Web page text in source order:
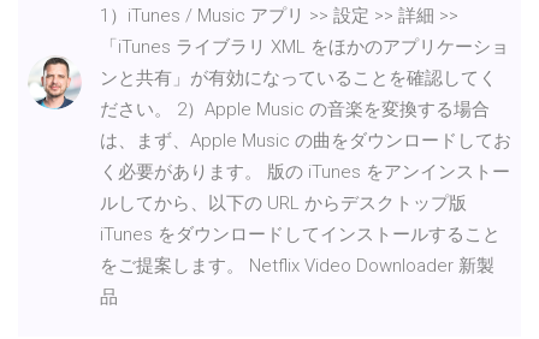
1）iTunes / Music アプリ >> 設定 >> 詳細 >>
「iTunes ライブラリ XML をほかのアプリケーショ
ンと共有」が有効になっていることを確認してく
ださい。 2）Apple Music の音楽を変換する場合
は、まず、Apple Music の曲をダウンロードしてお
く必要があります。 版の iTunes をアンインストー
ルしてから、以下の URL からデスクトップ版
iTunes をダウンロードしてインストールすること
をご提案します。 Netflix Video Downloader 新製
品